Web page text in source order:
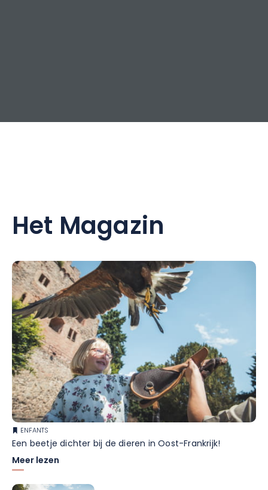
Het Magazin
ENFANTS
Een beetje dichter bij de dieren in Oost-Frankrijk!
Meer lezen